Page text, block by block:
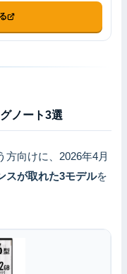
ノート3選
方向けに、2026年4月
スが取れた3モデルを